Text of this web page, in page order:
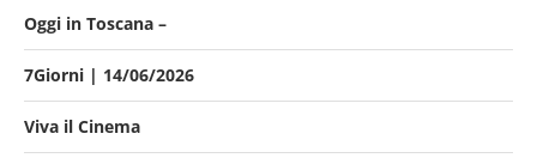
Oggi in Toscana –
7Giorni | 14/06/2026
Viva il Cinema